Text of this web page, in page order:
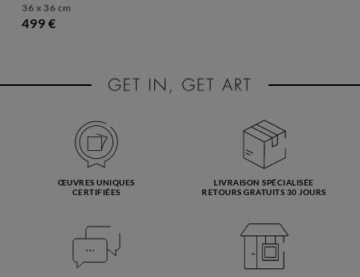
36 x 36 cm
499 €
ŒUVRES UNIQUES
CERTIFIÉES
LIVRAISON SPÉCIALISÉE
RETOURS GRATUITS 30 JOURS